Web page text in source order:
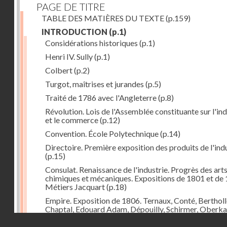
PAGE DE TITRE
TABLE DES MATIÈRES DU TEXTE(p.159)
INTRODUCTION (p.1)
Considérations historiques (p.1)
Henri IV. Sully(p.1)
Colbert(p.2)
Turgot, maîtrises et jurandes (p.5)
Traité de 1786 avec l'Angleterre(p.8)
Révolution. Lois de l'Assemblée constituante sur
et le commerce(p.12)
Convention. École Polytechnique(p.14)
Directoire. Première exposition des produits de
(p.15)
Consulat. Renaissance de l'industrie. Progrès des arts
chimiques et mécaniques. Expositions de 1801 et de
Métiers Jacquart(p.18)
Empire. Exposition de 1806. Ternaux, Conté,
Chaptal, Edouard Adam, Dépouilly, Schirmer,